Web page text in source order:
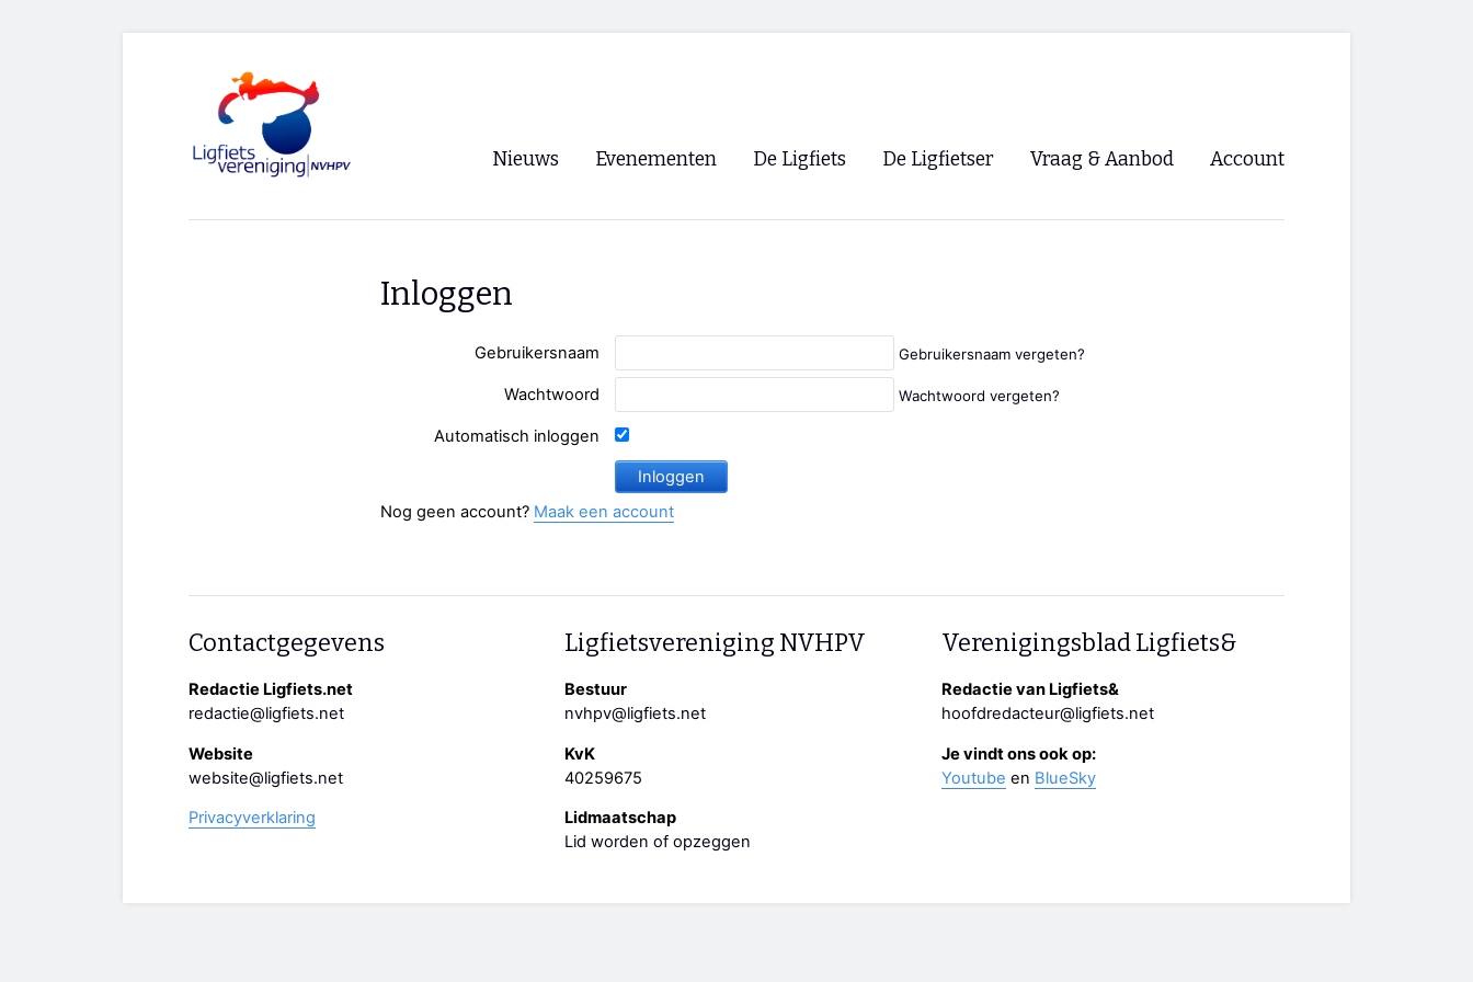
Nieuws Evenementen
Paastreffen
Oliebollentocht
De Ligfiets De Ligfietser
Lokale Fietsverenigingen
Vraag & Aanbod Account
Inloggen
Gebruikersnaam Gebruikersnaam vergeten?
Wachtwoord Wachtwoord vergeten?
Automatisch inloggen
Nog geen account? Maak een account
Contactgegevens
Redactie Ligfiets.net
redactie@ligfiets.net
Website
website@ligfiets.net
Privacyverklaring
Ligfietsvereniging NVHPV
Bestuur
nvhpv@ligfiets.net
KvK
40259675
Lidmaatschap
Lid worden of opzeggen
Verenigingsblad Ligfiets&
Redactie van Ligfiets&
hoofdredacteur@ligfiets.net
Je vindt ons ook op:
Youtube en BlueSky